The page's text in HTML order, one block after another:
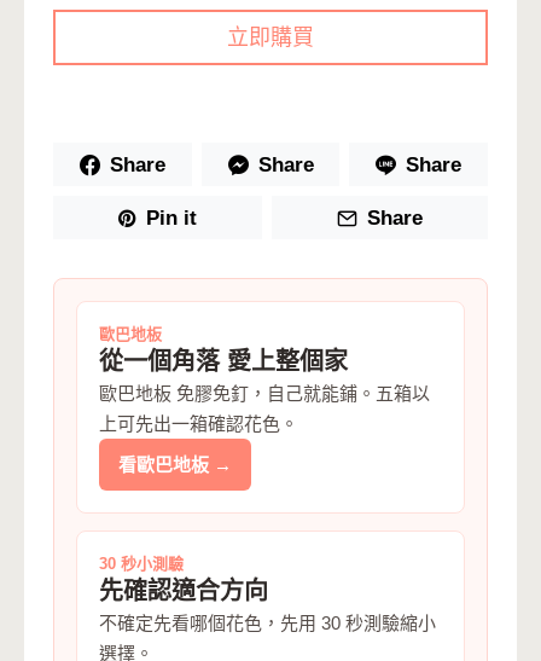
立即購買
Share Share Share
Pin it Share
歐巴地板
從一個角落 愛上整個家
歐巴地板 免膠免釘，自己就能鋪。五箱以
上可先出一箱確認花色。
看歐巴地板 →
30 秒小測驗
先確認適合方向
不確定先看哪個花色，先用 30 秒測驗縮小
選擇。